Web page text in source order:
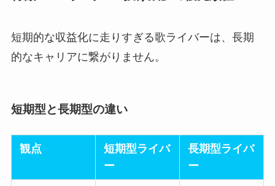
短期的な収益化に走りすぎる歌ライバーは、長期
的なキャリアに繋がりません。
短期型と長期型の違い
観点
短期型ライバ
ー
長期型ライバ
ー